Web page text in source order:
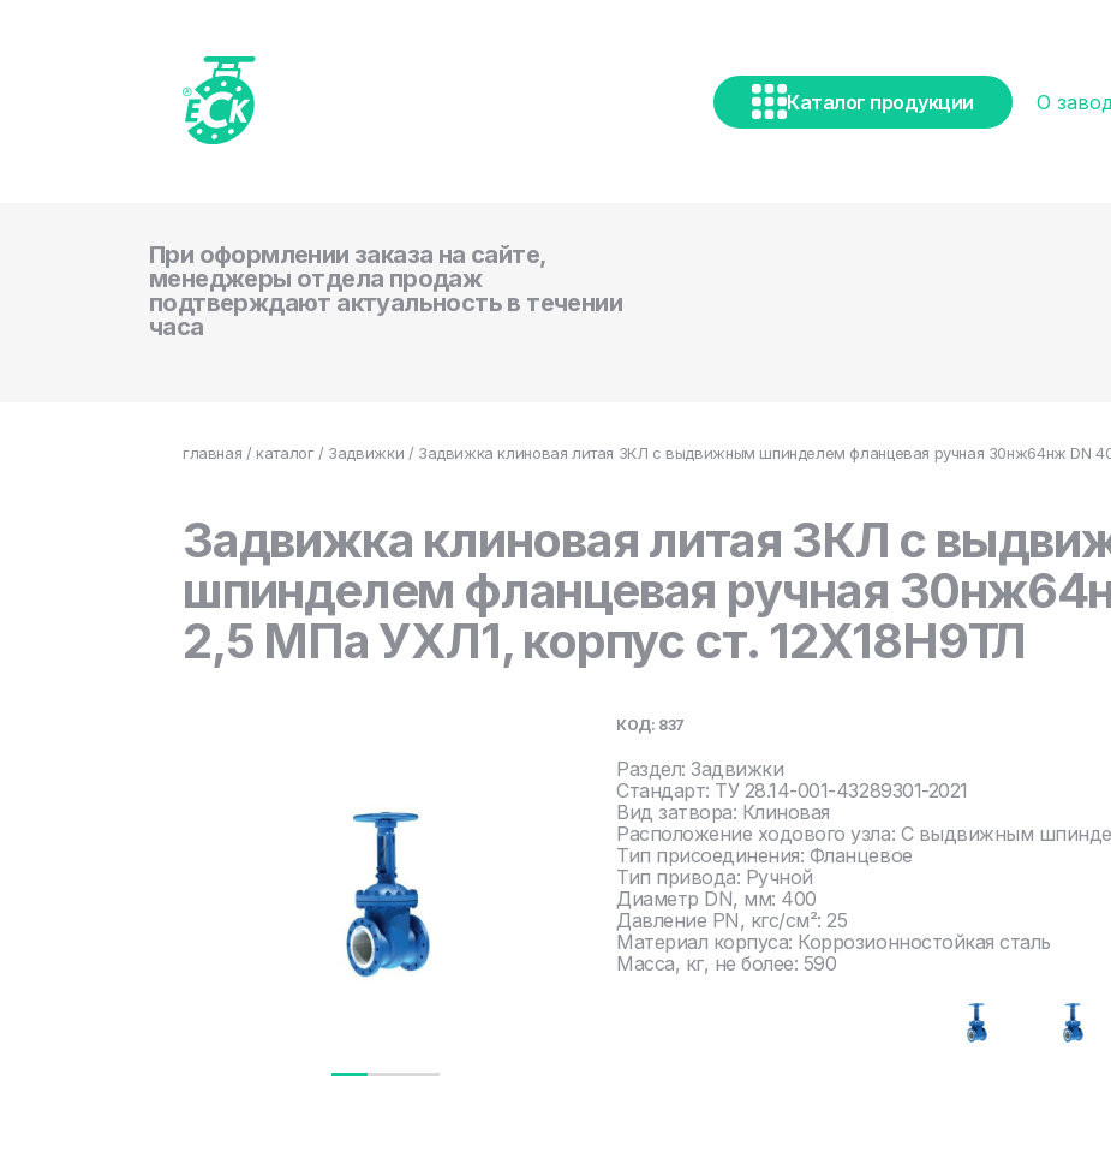
Каталог продукции О
При оформлении заказа на сайте,
менеджеры отдела продаж
подтверждают актуальность в течении
часа
главная / каталог/ Задвижки / Задвижка клиновая литая ЗКЛ с выдвижным шпинделем фланцевая ручная 30нж64нж DN
Задвижка клиновая литая ЗКЛ с
шпинделем фланцевая ручная
2,5 МПа УХЛ1, корпус ст. 12Х18Н9ТЛ
КОД: 837
Раздел: Задвижки
Стандарт: ТУ 28.14-001-43289301-2021
Вид затвора: Клиновая
Расположение ходового узла: С выдвижным
Тип присоединения: Фланцевое
Тип привода: Ручной
Диаметр DN, мм: 400
Давление PN, кгс/см²: 25
Материал корпуса: Коррозионностойкая сталь
Масса, кг, не более: 590